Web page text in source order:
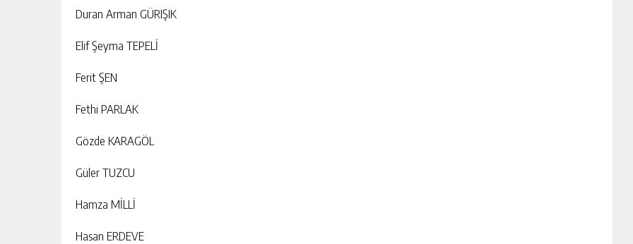
Duran Arman GÜRIŞIK
Elif Şeyma TEPELİ
Ferit ŞEN
Fethi PARLAK
Gözde KARAGÖL
Güler TUZCU
Hamza MİLLİ
Hasan ERDEVE